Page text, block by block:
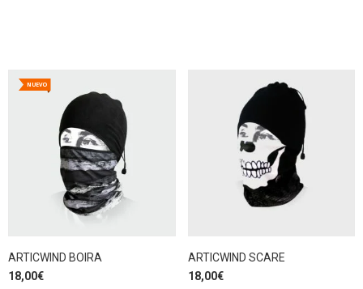
NUEVO
ARTICWIND BOIRA
18,00€
ARTICWIND SCARE
18,00€